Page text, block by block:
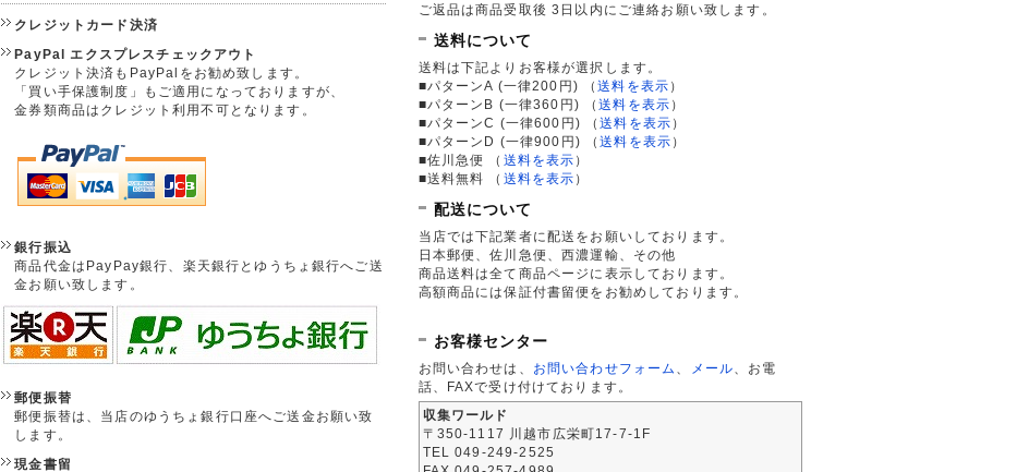
クレジットカード決済
PayPal エクスプレスチェックアウト
クレジット決済もPayPalをお勧め致します。
「買い手保護制度」もご適用になっておりますが、
金券類商品はクレジット利用不可となります。
銀行振込
商品代金はPayPay銀行、楽天銀行とゆうちょ銀行へご送
金お願い致します。
郵便振替
郵便振替は、当店のゆうちょ銀行口座へご送金お願い致
します。
現金書留
ご返品は商品受取後 3日以内にご連絡お願い致します。
送料について
送料は下記よりお客様が選択します。
■パターンA (一律200円)
（送料を表示 ）
■パターンB (一律360円)
（送料を表示 ）
■パターンC (一律600円)
（送料を表示 ）
■パターンD (一律900円)
（送料を表示 ）
■佐川急便
（ 送料を表示 ）
■送料無料
（ 送料を表示 ）
配送について
当店では下記業者に配送をお願いしております。
日本郵便、佐川急便、西濃運輸、その他
商品送料は全て商品ページに表示しております。
高額商品には保証付書留便をお勧めしております。
お客様センター
お問い合わせは、 お問い合わせフォーム メール 、お電
話、FAXで受け付けております。
収集ワールド
〒350-1117 川越市広栄町17-7-1F
TEL 049-249-2525